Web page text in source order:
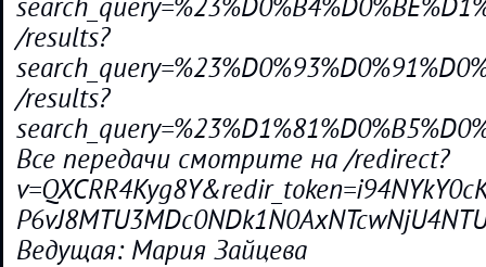
/results?
/results?
Все передачи смотрите на /redirect?
Ведущая: Мария Зайцева